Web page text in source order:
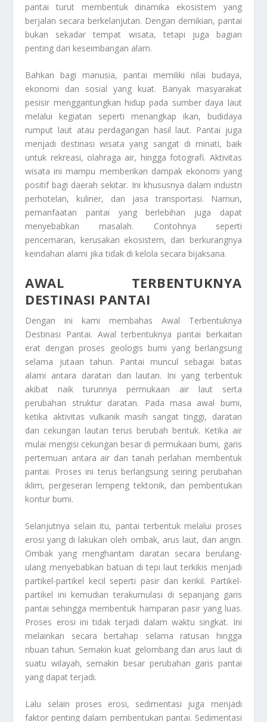
pantai turut membentuk dinamika ekosistem yang
berjalan secara berkelanjutan. Dengan demikian, pantai
bukan sekadar tempat wisata, tetapi juga bagian
penting dari keseimbangan alam.
Bahkan bagi manusia, pantai memiliki nilai budaya,
ekonomi dan sosial yang kuat. Banyak masyarakat
pesisir menggantungkan hidup pada sumber daya laut
melalui kegiatan seperti menangkap ikan, budidaya
rumput laut atau perdagangan hasil laut. Pantai juga
menjadi destinasi wisata yang sangat di minati, baik
untuk rekreasi, olahraga air, hingga fotografi. Aktivitas
wisata ini mampu memberikan dampak ekonomi yang
positif bagi daerah sekitar. Ini khususnya dalam industri
perhotelan, kuliner, dan jasa transportasi. Namun,
pemanfaatan pantai yang berlebihan juga dapat
menyebabkan masalah. Contohnya seperti
pencemaran, kerusakan ekosistem, dan berkurangnya
keindahan alami jika tidak di kelola secara bijaksana.
AWAL TERBENTUKNYA
DESTINASI PANTAI
Dengan ini kami membahas Awal Terbentuknya
Destinasi Pantai. Awal terbentuknya pantai berkaitan
erat dengan proses geologis bumi yang berlangsung
selama jutaan tahun. Pantai muncul sebagai batas
alami antara daratan dan lautan. Ini yang terbentuk
akibat naik turunnya permukaan air laut serta
perubahan struktur daratan. Pada masa awal bumi,
ketika aktivitas vulkanik masih sangat tinggi, daratan
dan cekungan lautan terus berubah bentuk. Ketika air
mulai mengisi cekungan besar di permukaan bumi, garis
pertemuan antara air dan tanah perlahan membentuk
pantai. Proses ini terus berlangsung seiring perubahan
iklim, pergeseran lempeng tektonik, dan pembentukan
kontur bumi.
Selanjutnya selain itu, pantai terbentuk melalui proses
erosi yang di lakukan oleh ombak, arus laut, dan angin.
Ombak yang menghantam daratan secara berulang-
ulang menyebabkan batuan di tepi laut terkikis menjadi
partikel-partikel kecil seperti pasir dan kerikil. Partikel-
partikel ini kemudian terakumulasi di sepanjang garis
pantai sehingga membentuk hamparan pasir yang luas.
Proses erosi ini tidak terjadi dalam waktu singkat. Ini
melainkan secara bertahap selama ratusan hingga
ribuan tahun. Semakin kuat gelombang dan arus laut di
suatu wilayah, semakin besar perubahan garis pantai
yang dapat terjadi.
Lalu selain proses erosi, sedimentasi juga menjadi
faktor penting dalam pembentukan pantai. Sedimentasi